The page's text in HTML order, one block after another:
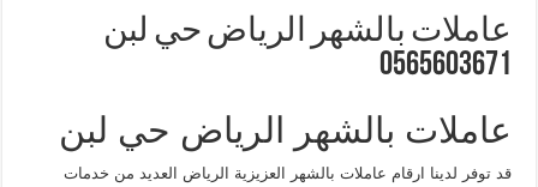
عاملات بالشهر الرياض حي لبن
0565603671
عاملات بالشهر الرياض حي لبن
قد توفر لدينا ارقام عاملات بالشهر العزيزية الرياض العديد من خدمات